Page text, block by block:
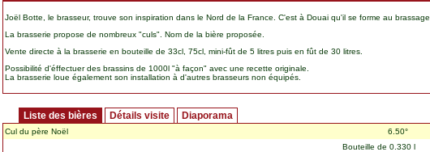
Joël Botte, le brasseur, trouve son inspiration dans le Nord de la France. C'est à Douai qu'il se forme au brassage.
La brasserie propose de nombreux "culs". Nom de la bière proposée.
Vente directe à la brasserie en bouteille de 33cl, 75cl, mini-fût de 5 litres puis en fût de 30 litres.
Possibilité d'éffectuer des brassins de 1000l "à façon" avec une recette originale.
La brasserie loue également son installation à d'autres brasseurs non équipés.
Liste des bières Détails visite Diaporama
Cul du père Noël 6.50°
Bouteille de 0.330 l